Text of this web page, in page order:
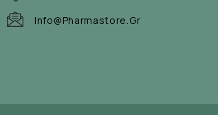
Info@pharmastore.gr